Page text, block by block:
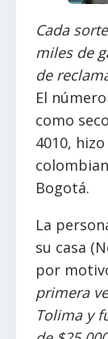
Cada
miles de
de
El
como
4010,
Bogotá.
La
su casa
por
primera
Tolima y